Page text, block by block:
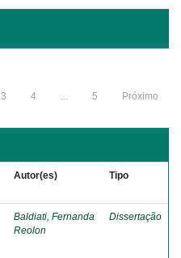
3 4 ... 5 Próximo
Autor(es) Tipo
Baldiati, Fernanda
Reolon
Dissertação